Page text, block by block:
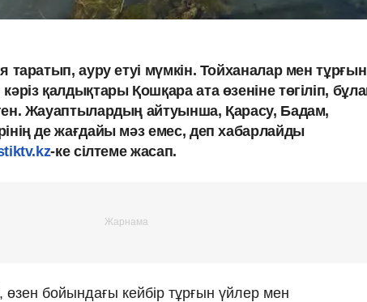
таратып, ауру етуі мүмкін. Тойханалар мен тұрғын
қалдықтары Қошқара ата өзеніне төгіліп,
Жауаптылардың айтуынша, Қарасу, Бадам,
де жағдайы мәз емес, деп хабарлайды
-ке сілтеме жасап.
өзен бойындағы кейбір тұрғын үйлер мен